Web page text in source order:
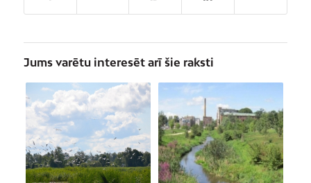
Jums varētu interesēt arī šie raksti